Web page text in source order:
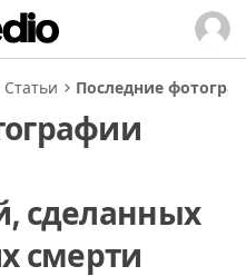
Статьи Последние
сделанных
смерти